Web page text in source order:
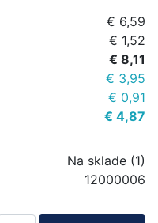
€ 6,59
€ 1,52
€ 8,11
€ 3,95
€ 0,91
€ 4,87
Na sklade (1)
12000006